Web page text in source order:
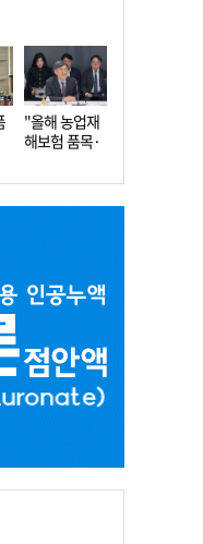
"올해 농업재
해보험 품목·